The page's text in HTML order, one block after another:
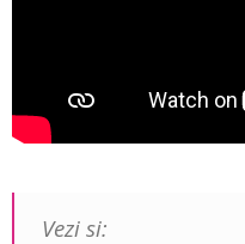
Vezi si: